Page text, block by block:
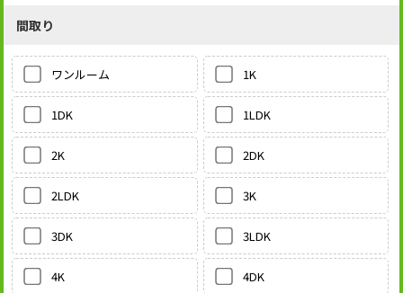
間取り
ワンルーム 1K
1DK 1LDK
2K 2DK
2LDK 3K
3DK 3LDK
4K 4DK